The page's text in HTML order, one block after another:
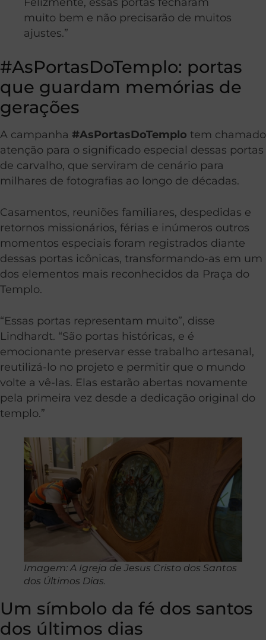
muito bem e não precisarão de muitos
ajustes.”
#AsPortasDoTemplo: portas
que guardam memórias de
gerações
A campanha #AsPortasDoTemplo tem chamado
atenção para o significado especial dessas portas
de carvalho, que serviram de cenário para
milhares de fotografias ao longo de décadas.
Casamentos, reuniões familiares, despedidas e
retornos missionários, férias e inúmeros outros
momentos especiais foram registrados diante
dessas portas icônicas, transformando-as em um
dos elementos mais reconhecidos da Praça do
Templo.
“Essas portas representam muito”, disse
Lindhardt. “São portas históricas, e é
emocionante preservar esse trabalho artesanal,
reutilizá-lo no projeto e permitir que o mundo
volte a vê-las. Elas estarão abertas novamente
pela primeira vez desde a dedicação original do
templo.”
Imagem: A Igreja de Jesus Cristo dos Santos
dos Últimos Dias.
Um símbolo da fé dos santos
dos últimos dias